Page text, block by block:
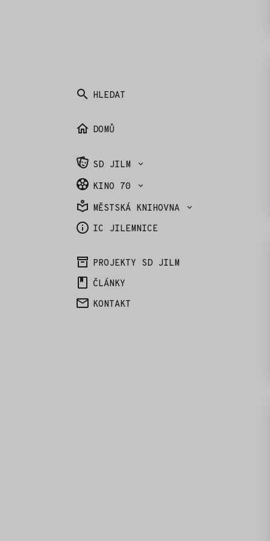
HLEDAT
DOMŮ
SD JILM
KINO 70
MĚSTSKÁ KNIHOVNA
IC JILEMNICE
PROJEKTY SD JILM
ČLÁNKY
KONTAKT